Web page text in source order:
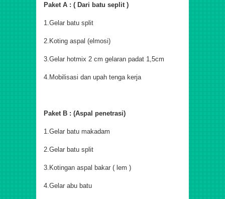
Paket A : ( Dari batu seplit )
1.Gelar batu split
2.Koting aspal (elmosi)
3.Gelar hotmix 2 cm gelaran padat 1,5cm
4.Mobilisasi dan upah tenga kerja
Paket B : (Aspal penetrasi)
1.Gelar batu makadam
2.Gelar batu split
3.Kotingan aspal bakar ( lem )
4.Gelar abu batu